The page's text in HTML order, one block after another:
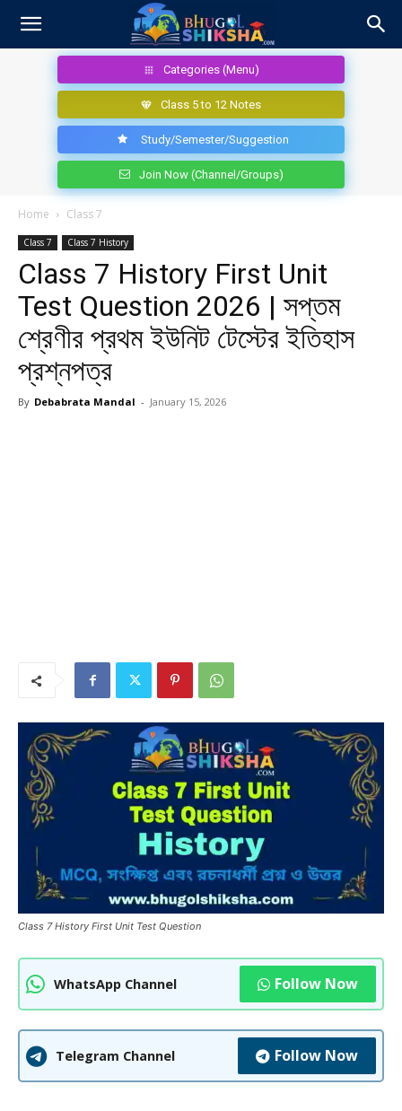
Categories (Menu)
Class 5 to 12 Notes
Study/Semester/Suggestion
Join Now (Channel/Groups)
Home Class 7
Class 7 Class 7 History
Class 7 History First Unit
Test Question 2026 | সপ্তম
শ্রেণীর প্রথম ইউনিট টেস্টের ইতিহাস
প্রশ্নপত্র
By Debabrata Mandal - January 15, 2026
Class 7 History First Unit Test Question
WhatsApp Channel Follow Now
Telegram Channel Follow Now